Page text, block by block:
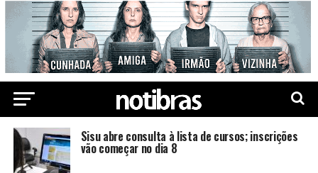
Sisu abre consulta à lista de cursos; inscrições
vão começar no dia 8